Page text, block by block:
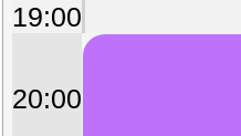
19:00
20:00